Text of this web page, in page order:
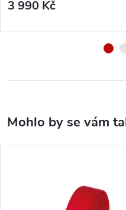
3 990 Kč